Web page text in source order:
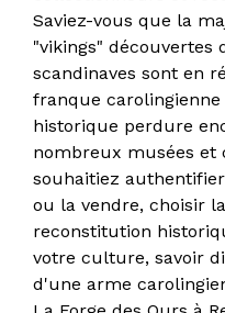
Saviez-vous que la
"vikings" découvertes
scandinaves sont en
franque carolingienne
historique perdure
nombreux musées et
souhaitiez
ou la vendre, choisir
reconstitution
votre culture, savoir
d'une arme